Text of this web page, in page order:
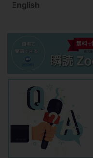
English